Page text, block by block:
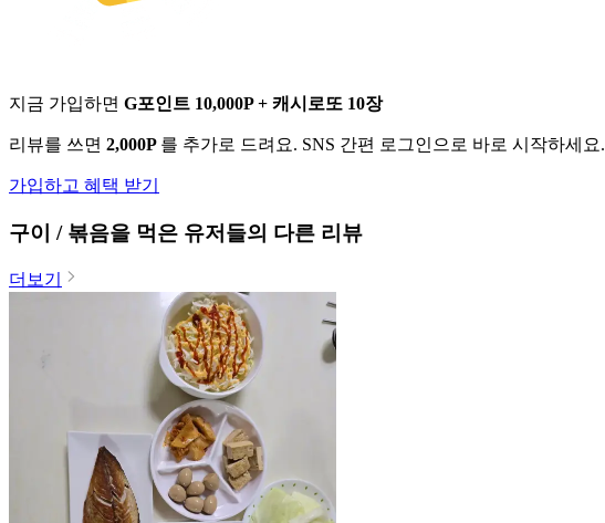
지금 가입하면 G포인트 10,000P + 캐시로또 10장
리뷰를 쓰면 2,000P 를 추가로 드려요. SNS 간편 로그인으로 바로 시작하세요.
가입하고 혜택 받기
구이 / 볶음을 먹은 유저들의 다른 리뷰
더보기